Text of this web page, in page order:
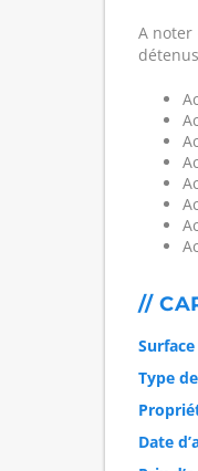
A
//
Surface
Type
Date